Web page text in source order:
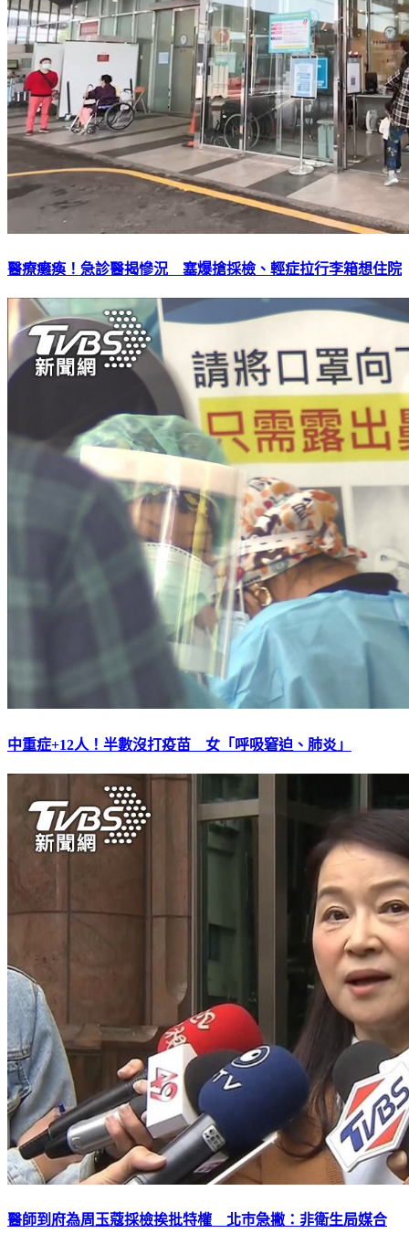
醫療癱瘓！急診醫揭慘況 塞爆搶採檢、輕症拉行李箱想住院
中重症+12人！半數沒打疫苗 女「呼吸窘迫、肺炎」
醫師到府為周玉蔻採檢挨批特權 北巿急撇：非衛生局媒合